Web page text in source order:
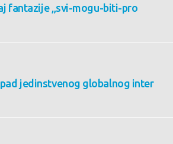
fantazije „svi-mogu-biti-pro
jedinstvenog globalnog inter